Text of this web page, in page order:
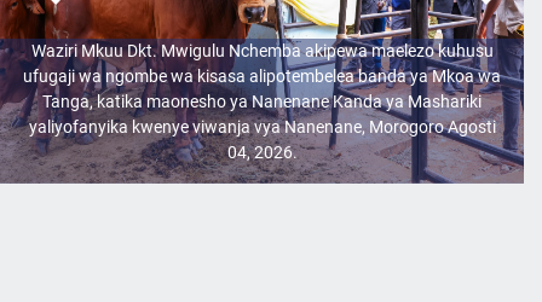
Waziri Mkuu Dkt. Mwigulu Nchemba akipewa maelezo kuhusu
ufugaji wa ngombe wa kisasa alipotembelea banda ya Mkoa wa
Tanga, katika maonesho ya Nanenane Kanda ya Mashariki
yaliyofanyika kwenye viwanja vya Nanenane, Morogoro Agosti
04, 2026.
Previous Next